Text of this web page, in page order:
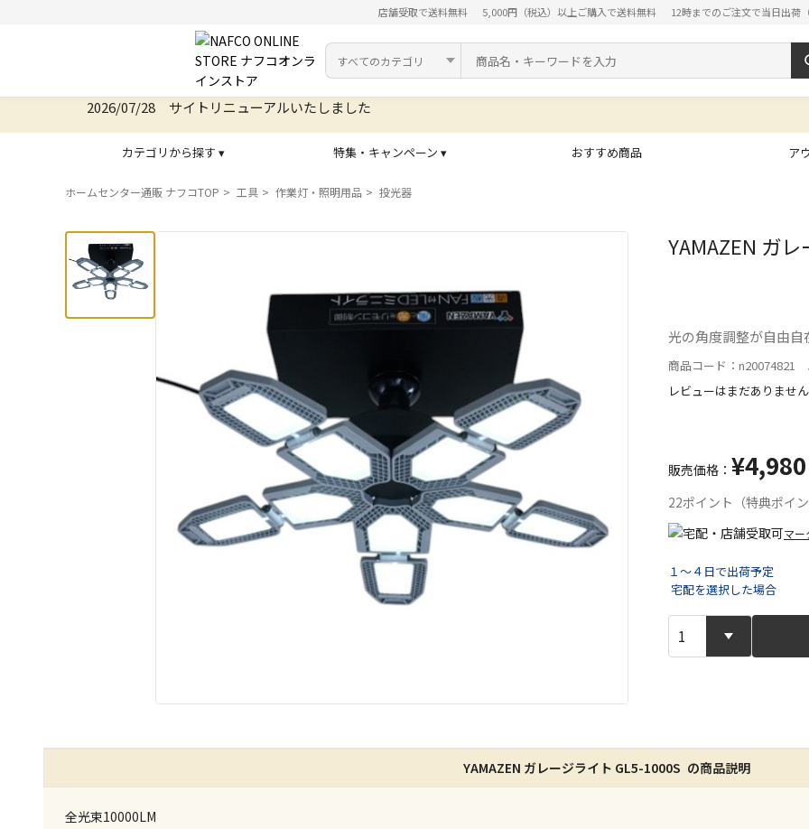
店舗受取で送料無料 5,000円（税込）以上ご購入で送料無料 12時までのご注文で当日出荷（
カテゴリ
検索キーワード
2026/07/28 サイトリニューアルいたしました
カテゴリから探す ▾ 特集・キャンペーン ▾ おすすめ商品 ア
ホームセンター通販 ナフコTOP 工具 作業灯・照明用品 投光器
YAMAZEN ガ
光の角度調整が自由自
商品コード：n20074821
レビューはまだありません
販売価格： ¥4,980
22ポイント（特典ポイン
マー
※同時購入の
１～４日で出荷予定
宅配を選択した場合
YAMAZEN ガレージライト GL5-1000S の商品説明
全光束10000LM